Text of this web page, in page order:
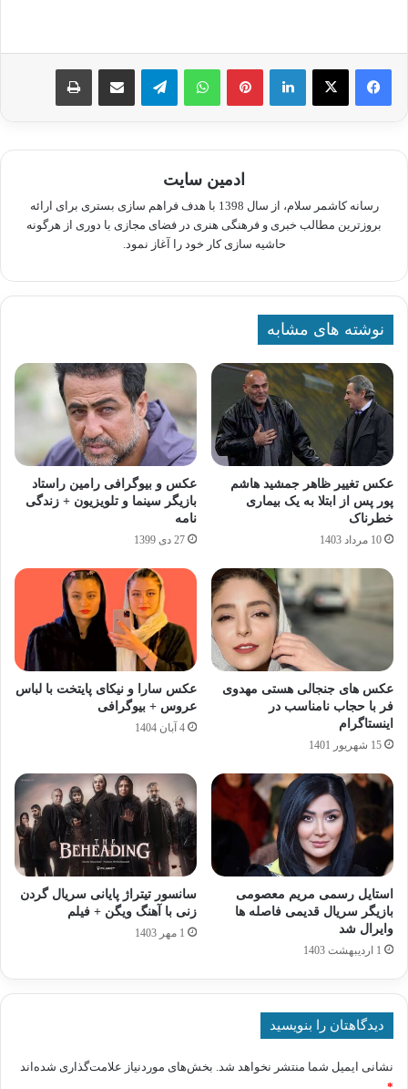
لینکدین پینترستواتس آپ تلگرام اشتراک گذاری از طریق ایمیل چاپ
ادمین سایت
رسانه کاشمر سلام، از سال 1398 با هدف فراهم سازی بستری برای ارائه
بروزترین مطالب خبری و فرهنگی هنری در فضای مجازی با دوری از هرگونه
حاشیه سازی کار خود را آغاز نمود.
نوشته های مشابه
عکس تغییر ظاهر جمشید هاشم
پور پس از ابتلا به یک بیماری
خطرناک
10 مرداد 1403
عکس و بیوگرافی رامین راستاد
بازیگر سینما و تلویزیون + زندگی
نامه
27 دی 1399
عکس های جنجالی هستی مهدوی
فر با حجاب نامناسب در
اینستاگرام
15 شهریور 1401
عکس سارا و نیکای پایتخت با لباس
عروس + بیوگرافی
4 آبان 1404
استایل رسمی مریم معصومی
بازیگر سریال قدیمی فاصله ها
وایرال شد
1 اردیبهشت 1403
سانسور تیتراژ پایانی سریال گردن‌
زنی با آهنگ ویگن + فیلم
1 مهر 1403
دیدگاهتان را بنویسید
نشانی ایمیل شما منتشر نخواهد شد. بخش‌های موردنیاز علامت‌گذاری شده‌اند